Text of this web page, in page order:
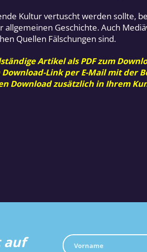
Kultur vertuscht werden sollte,
Geschichte. Auch
Quellen Fälschungen sind.
Artikel als PDF zum
Link per E-Mail mit der
Download zusätzlich in Ihrem
auf